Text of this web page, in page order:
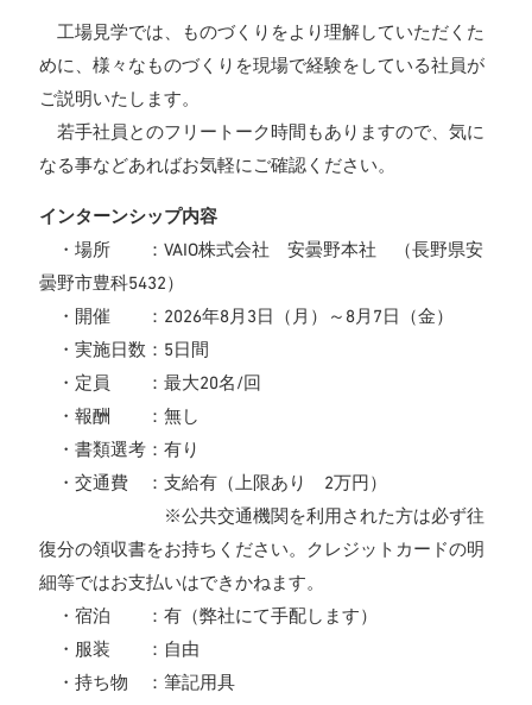
工場見学では、ものづくりをより理解していただくた
めに、様々なものづくりを現場で経験をしている社員が
ご説明いたします。
若手社員とのフリートーク時間もありますので、気に
なる事などあればお気軽にご確認ください。
インターンシップ内容
・場所 ：VAIO株式会社 安曇野本社 （長野県安
曇野市豊科5432）
・開催 ：2026年8月3日（月）～8月7日（金）
・実施日数：5日間
・定員 ：最大20名/回
・報酬 ：無し
・書類選考：有り
・交通費 ：支給有（上限あり 2万円）
※公共交通機関を利用された方は必ず往
復分の領収書をお持ちください。クレジットカードの明
細等ではお支払いはできかねます。
・宿泊 ：有（弊社にて手配します）
・服装 ：自由
・持ち物 ：筆記用具